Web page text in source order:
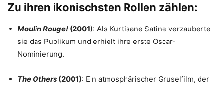
Zu ihren ikonischsten Rollen zählen:
Moulin Rouge! (2001): Als Kurtisane Satine verzauberte
sie das Publikum und erhielt ihre erste Oscar-
Nominierung.
The Others (2001): Ein atmosphärischer Gruselfilm, der